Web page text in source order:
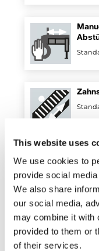
This website uses
We use cookies to
provide social
We also share
our social media,
may combine it with
provided to them or
of their services.
Luft-